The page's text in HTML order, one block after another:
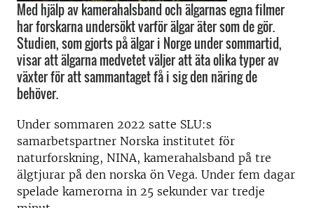
Med hjälp av kamerahalsband och älgarnas egna filmer
har forskarna undersökt varför älgar äter som de gör.
Studien, som gjorts på älgar i Norge under sommartid,
visar att älgarna medvetet väljer att äta olika typer av
växter för att sammantaget få i sig den näring de
behöver.
Under sommaren 2022 satte SLU:s
samarbetspartner Norska institutet för
naturforskning, NINA, kamerahalsband på tre
älgtjurar på den norska ön Vega. Under fem dagar
spelade kamerorna in 25 sekunder var tredje